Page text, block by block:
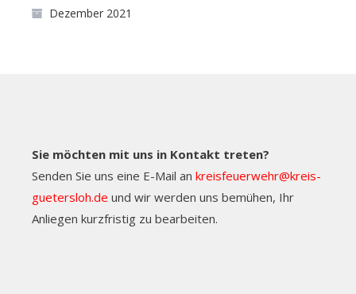
Dezember 2021
Sie möchten mit uns in Kontakt treten?
Senden Sie uns eine E-Mail ankreisfeuerwehr@kreis-
guetersloh.de und wir werden uns bemühen, Ihr
Anliegen kurzfristig zu bearbeiten.